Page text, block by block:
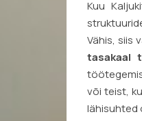
Kuu
Vähis, siis
tasakaal
või teist,
lähisuhted